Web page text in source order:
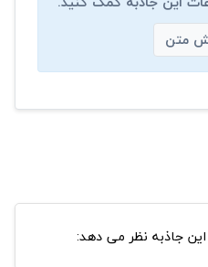
متن
جاذبه نظر می دهد: